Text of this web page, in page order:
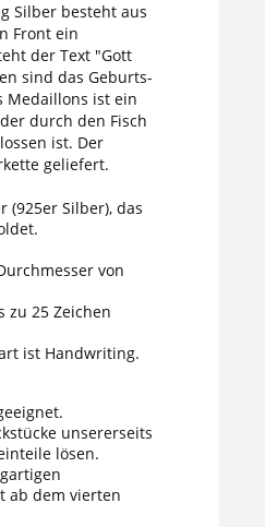
Silber besteht aus
Front ein
der Text "Gott
sind das Geburts-
Medaillons ist ein
durch den Fisch
ist. Der
geliefert.
(925er Silber), das
von
zu 25 Zeichen
ist Handwriting.
unsererseits
lösen.
ab dem vierten